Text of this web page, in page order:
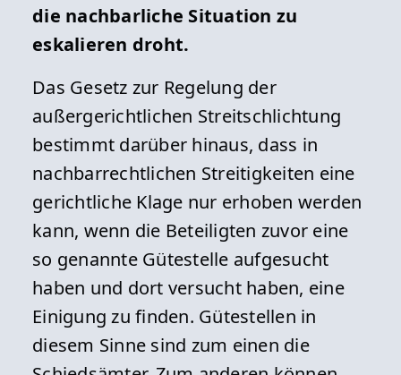
die nachbarliche Situation zu
eskalieren droht.
Das Gesetz zur Regelung der
außergerichtlichen Streitschlichtung
bestimmt darüber hinaus, dass in
nachbarrechtlichen Streitigkeiten eine
gerichtliche Klage nur erhoben werden
kann, wenn die Beteiligten zuvor eine
so genannte Gütestelle aufgesucht
haben und dort versucht haben, eine
Einigung zu finden. Gütestellen in
diesem Sinne sind zum einen die